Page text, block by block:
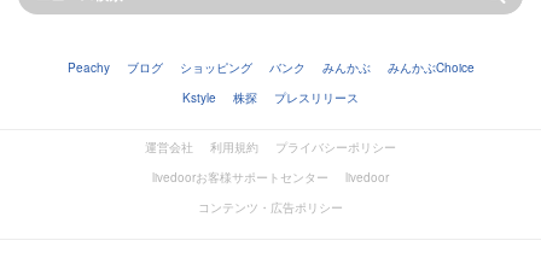
Peachy ブログ ショッピング バンク みんかぶ
みんかぶChoice
Kstyle
株探 プレスリリース
運営会社 利用規約
プライバシーポリシー
livedoorお客様サポートセンター
livedoor
コンテンツ・広告ポリシー